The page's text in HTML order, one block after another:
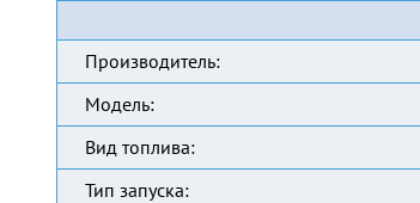
Производитель:
Модель:
Вид топлива:
Тип запуска: